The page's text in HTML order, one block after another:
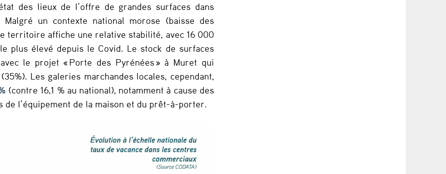
des lieux de l’offre de grandes surfaces dans
Malgré un contexte national morose (baisse des
territoire affiche une relative stabilité, avec 16 000
plus élevé depuis le Covid. Le stock de surfaces
le projet « Porte des Pyrénées » à Muret qui
Les galeries marchandes locales, cependant,
(contre 16,1 % au national), notamment à cause des
l’équipement de la maison et du prêt-à-porter.